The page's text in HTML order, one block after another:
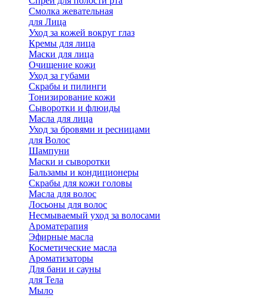
Смолка жевательная
для Лица
Уход за кожей вокруг глаз
Кремы для лица
Маски для лица
Очищение кожи
Уход за губами
Скрабы и пилинги
Тонизирование кожи
Сыворотки и флюиды
Масла для лица
Уход за бровями и ресницами
для Волос
Шампуни
Маски и сыворотки
Бальзамы и кондиционеры
Скрабы для кожи головы
Масла для волос
Лосьоны для волос
Несмываемый уход за волосами
Ароматерапия
Эфирные масла
Косметические масла
Ароматизаторы
Для бани и сауны
для Тела
Мыло